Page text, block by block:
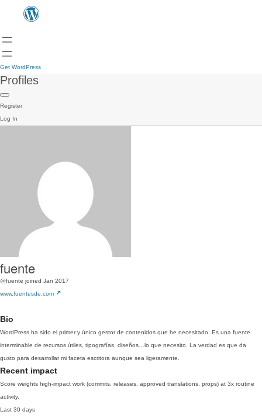
Get WordPress
Profiles
Register
Log In
fuente
@fuente joined Jan 2017
www.fuentesde.com
Bio
WordPress ha sido el primer y único gestor de contenidos que he necesitado. Es una fuente
interminable de recursos útiles, tipografías, diseños…lo que necesito. La verdad es que da
gusto para desarrollar mi faceta escritora aunque sea ligeramente.
Recent impact
Score weights high-impact work (commits, releases, approved translations, props) at 3x routine
activity.
Last 30 days